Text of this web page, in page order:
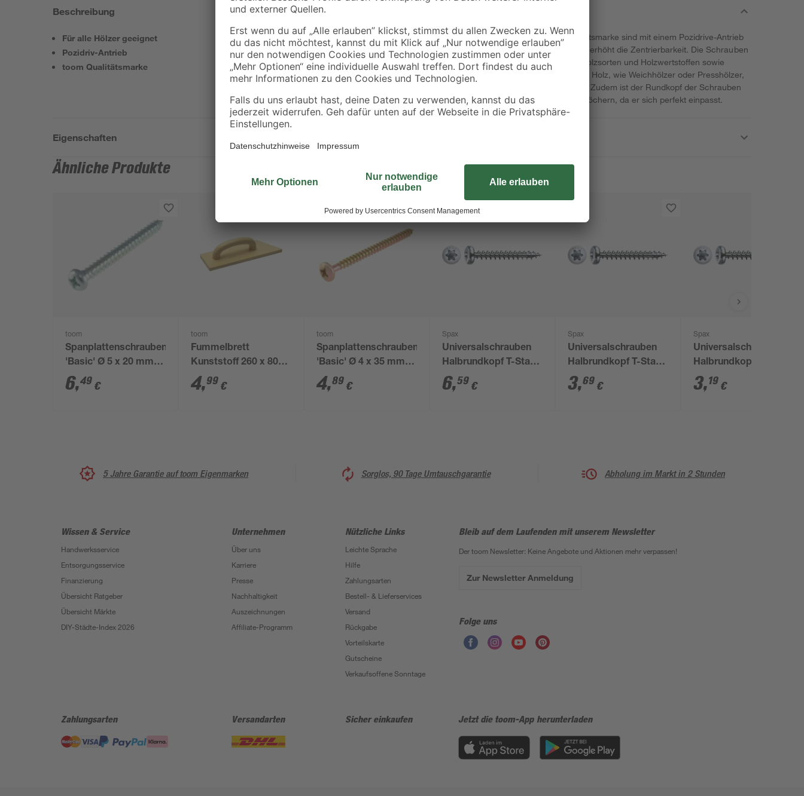
Beschreibung
Für alle Hölzer geeignet
Pozidriv-Antrieb
toom Qualitätsmarke
Die Spanplattenschrauben unserer toom Qualitätsmarke sind mit einem Pozidrive-Antrieb
gearbeitet. Dieser erleichtert das Eindrehen und erhöht die Zentrierbarkeit. Die Schrauben
eignen sich für die Verarbeitung von fast allen Holzsorten und Holzwertstoffen sowie
Kunststoffarten. Selbst schwer zu bearbeitendes Holz, wie Weichhölzer oder Presshölzer,
lassen sich mit den Stahlschrauben verarbeiten. Zudem ist der Rundkopf der Schrauben
optimal geeignet für Materialen mit gestanzten Löchern, da er sich perfekt einpasst.
Eigenschaften
Ähnliche Produkte
toom
Spanplattenschrauben
'Basic' Ø 5 x 20 mm
PZ2 50 Stück
6,49 €
toom
Fummelbrett
Kunststoff 260 x 80
mm
4,99 €
toom
Spanplattenschrauben
'Basic' Ø 4 x 35 mm
PZ2 50 Stück
4,89 €
Spax
Universalschrauben
Halbrundkopf T-Star
plus T20 Stahl Ø 4 x
16 mm 100 Stück
6,59 €
Spax
Universalschrauben
Halbrundkopf T-Star
plus T20 Stahl Ø 4 x
30 mm 16 Stück
3,69 €
Spax
Universalschrauben
Halbrundkopf T-Star
plus T20 Stahl Ø 3,5 x
16 mm 20 Stück
3,19 €
5 Jahre Garantie auf toom Eigenmarken Sorglos, 90 Tage Umtauschgarantie Abholung im Markt in 2 Stunden
Wissen & Service
Handwerksservice
Entsorgungsservice
Finanzierung
Übersicht Ratgeber
Übersicht Märkte
DIY-Städte-Index 2026
Unternehmen
Über uns
Karriere
Presse
Nachhaltigkeit
Auszeichnungen
Affiliate-Programm
Nützliche Links
Leichte Sprache
Hilfe
Zahlungsarten
Bestell- & Lieferservices
Versand
Rückgabe
Vorteilskarte
Gutscheine
Verkaufsoffene Sonntage
Bleib auf dem Laufenden mit unserem Newsletter
Der toom Newsletter: Keine Angebote und Aktionen mehr verpassen!
Zur Newsletter Anmeldung
Folge uns
Zahlungsarten Versandarten Sicher einkaufen Jetzt die toom-App herunterladen